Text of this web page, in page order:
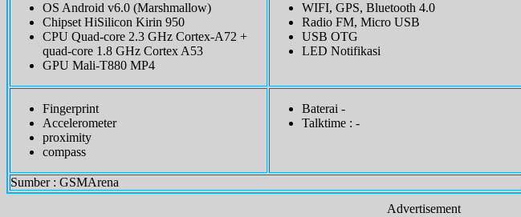
OS Android v6.0 (Marshmallow)
Chipset HiSilicon Kirin 950
CPU Quad-core 2.3 GHz Cortex-A72 +
quad-core 1.8 GHz Cortex A53
GPU Mali-T880 MP4
WIFI, GPS, Bluetooth 4.0
Radio FM, Micro USB
USB OTG
LED Notifikasi
Fingerprint
Accelerometer
proximity
compass
Baterai -
Talktime : -
Sumber : GSMArena
Advertisement